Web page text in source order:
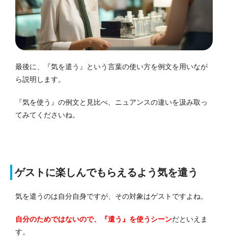
最後に、『気を遣う』という言葉の使い方を例文を用いなが
ら説明します。
『気を使う』の例文と見比べ、ニュアンスの違いを汲み取っ
てみてくださいね。
ゲストに楽しんでもらえるよう気を遣う
気を遣うのは自分自身ですが、その対象はゲストですよね。
自分のためではないので、『遣う』を使うシーンだといえま
す。